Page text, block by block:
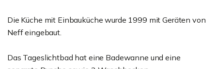
Die Küche mit Einbauküche wurde 1999 mit Geräten von
Neff eingebaut.
Das Tageslichtbad hat eine Badewanne und eine